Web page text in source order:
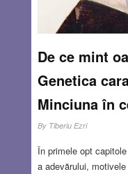
JUL 28, 2019
De ce mint
Genetica
Minciuna în
By Tiberiu Ezri
În primele opt
a adevărului,